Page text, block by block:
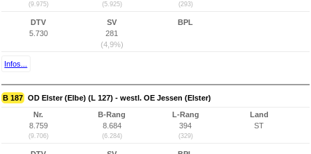
(9.975) (5.925) (293)
DTV
5.730
SV
281
(4,9%)
BPL
Infos...
B 187 OD Elster (Elbe) (L 127) - westl. OE Jessen (Elster)
Nr.
8.759
(9.706)
B-Rang
8.684
(6.284)
L-Rang
394
(329)
Land
ST